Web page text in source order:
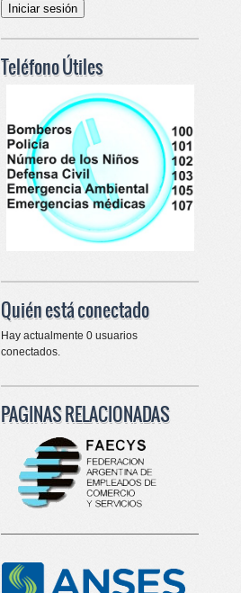
Teléfono Útiles
Quién está conectado
Hay actualmente 0 usuarios
conectados.
PAGINAS RELACIONADAS